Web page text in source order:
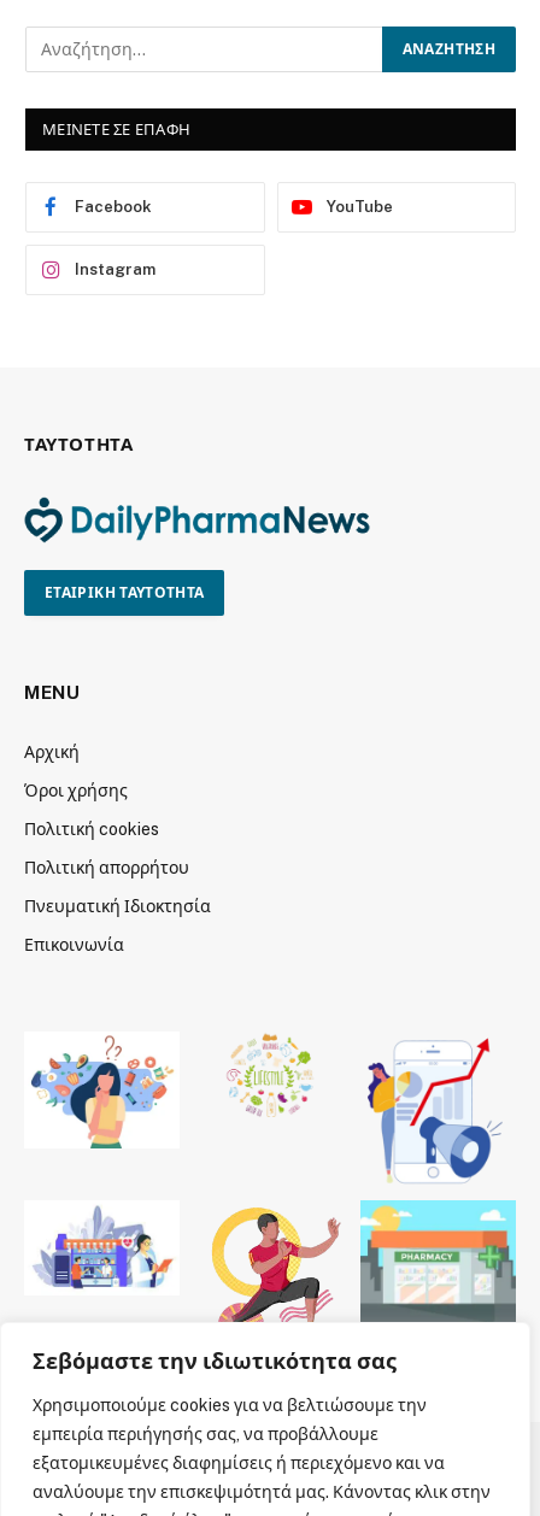
Σεβόμαστε την ιδιωτικότητα σας
Χρησιμοποιούμε cookies για να βελτιώσουμε την
εμπειρία περιήγησής σας, να προβάλλουμε
εξατομικευμένες διαφημίσεις ή περιεχόμενο και να
αναλύουμε την επισκεψιμότητά μας. Κάνοντας κλικ στην
ΜΕΙΝΕΤΕ ΣΕ ΕΠΑΦΗ
Facebook YouTube
Instagram
ΤΑΥΤΟΤΗΤΑ
ΕΤΑΙΡΙΚΗ ΤΑΥΤΟΤΗΤΑ
MENU
Αρχική
Όροι χρήσης
Πολιτική cookies
Πολιτική απορρήτου
Πνευματική Ιδιοκτησία
Επικοινωνία
© 2026 Dailypharmanews. Designed byDailypharmanews